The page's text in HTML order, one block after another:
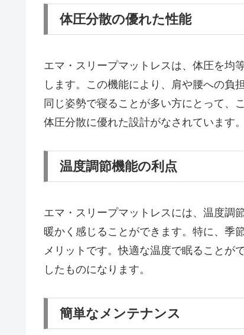
体圧分散の優れた性能
エマ・スリープマットレスは、体圧を均
します。この機能により、肩や腰への負
同じ姿勢で寝ることが多い方にとって、
体圧分散に優れた設計がなされています。
温度調節機能の利点
エマ・スリープマットレスには、温度調
暖かく感じることができます。特に、季
メリットです。快適な温度で眠ることが
したものになります。
簡単なメンテナンス